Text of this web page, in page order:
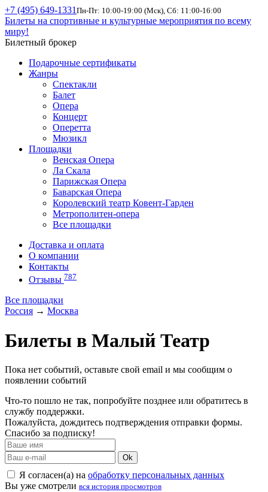
+7 (495) 649-1331 Пн-Пт: 10:00-19:00 (Мск), Сб: 11:00-16:00
Билеты на спортивные и культурные мероприятия по всему
миру!
Билетный брокер
Подарочные сертификаты
Жанры
Спектакли
Балет
Опера
Концерт
Оперетта
Мюзикл
Площадки
Венская Опера
Ла Скала
Парижская Опера
Баварская Опера
Королевский театр Ковент-Гарден
Метрополитен-опера
Все площадки
Доставка и оплата
О компании
Контакты
Отзывы 787
Все площадки
Россия → Москва
Билеты в Малый Театр
Пока нет событий, оставьте свой email и мы сообщим о
появлении событий
Что-то пошло не так, попробуйте позднее или обратитесь в
службу поддержки.
Пожалуйста, дождитесь подтверждения отправки формы.
Спасибо за подписку!
Ok
Я согласен(а) на обработку персональных данных
Вы уже смотрели вся история просмотров